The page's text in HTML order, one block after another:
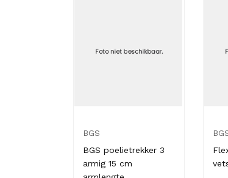
BGS
BGS poelietrekker 3
armig 15 cm